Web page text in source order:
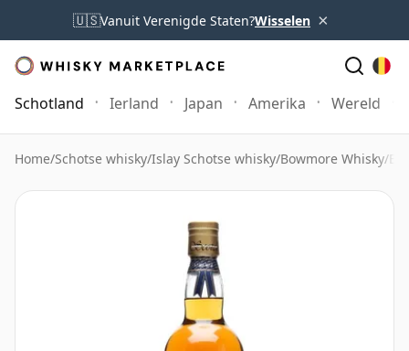
🇺🇸Vanuit Verenigde Staten?Wisselen ×
Schotland Ierland Japan Amerika Wereld
Home/Schotse whisky/Islay Schotse whisky/Bowmore Whisky/